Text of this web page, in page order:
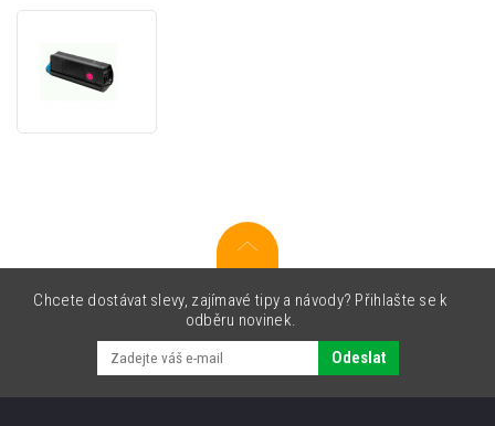
kompatibilní
Chcete dostávat slevy, zajímavé tipy a návody? Přihlašte se k
odběru novinek.
Odeslat